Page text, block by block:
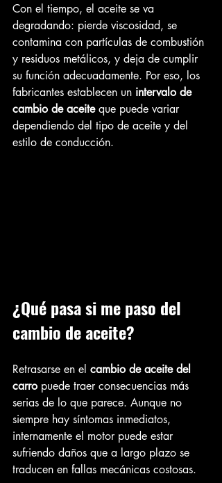
Con el tiempo, el aceite se va
degradando: pierde viscosidad, se
contamina con partículas de combustión
y residuos metálicos, y deja de cumplir
su función adecuadamente. Por eso, los
fabricantes establecen un intervalo de
cambio de aceite que puede variar
dependiendo del tipo de aceite y del
estilo de conducción.
¿Qué pasa si me paso del
cambio de aceite?
Retrasarse en el cambio de aceite del
carro puede traer consecuencias más
serias de lo que parece. Aunque no
siempre hay síntomas inmediatos,
internamente el motor puede estar
sufriendo daños que a largo plazo se
traducen en fallas mecánicas costosas.